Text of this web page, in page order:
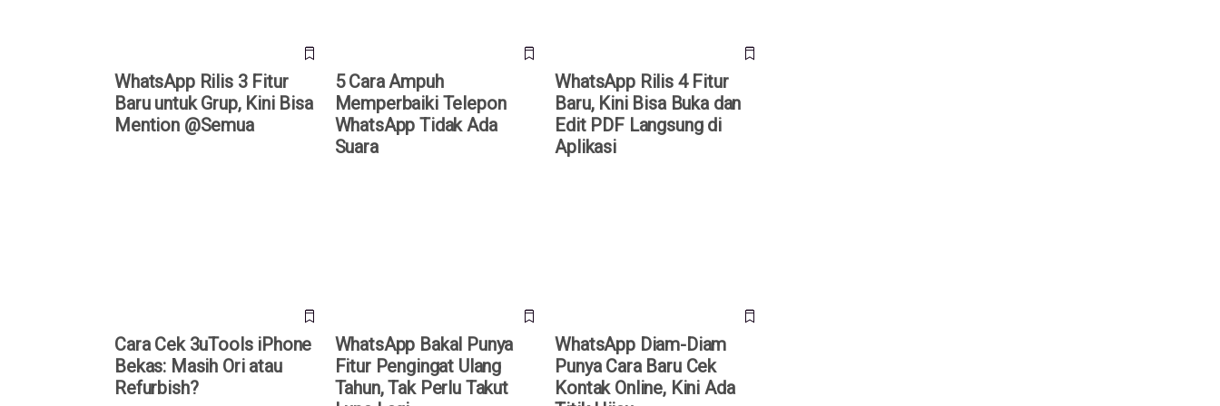
WhatsApp Rilis 3 Fitur
Baru untuk Grup, Kini Bisa
Mention @Semua
5 Cara Ampuh
Memperbaiki Telepon
WhatsApp Tidak Ada
Suara
WhatsApp Rilis 4 Fitur
Baru, Kini Bisa Buka dan
Edit PDF Langsung di
Aplikasi
Cara Cek 3uTools iPhone
Bekas: Masih Ori atau
Refurbish?
WhatsApp Bakal Punya
Fitur Pengingat Ulang
Tahun, Tak Perlu Takut
WhatsApp Diam-Diam
Punya Cara Baru Cek
Kontak Online, Kini Ada